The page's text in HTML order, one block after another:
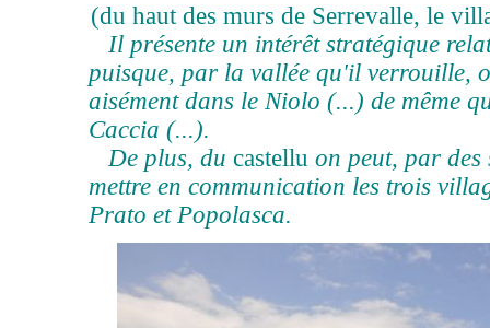
(du haut des murs de Serrevalle, le
Il présente un intérêt stratégique
puisque, par la vallée qu'il verrouille,
aisément dans le Niolo (...) de même
Caccia (...).
De plus, du castellu on peut, par des
mettre en communication les trois
Prato et Popolasca.